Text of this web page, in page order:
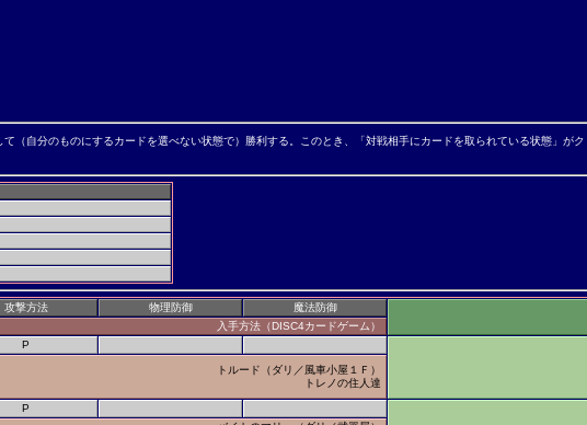
（自分のものにするカードを選べない状態で）勝利する。このとき、「対戦相手にカードを取られている状態」が
攻撃方法 物理防御 魔法防御
入手方法（DISC4カードゲーム）
P
トルード（ダリ／風車小屋１Ｆ）
トレノの住人達
P